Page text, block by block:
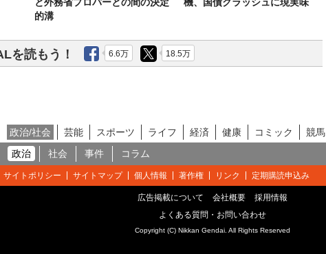
と外務省プロパーとの間の決定
的溝
機、国債クラッシュに現実味
を読もう！ 6.6万 18.5万
政治/社会 芸能 スポーツ ライフ 経済 健康 コミック 競馬
政治
社会 事件 コラム
サイトポリシー サイトマップ 個人情報 著作権 リンク 定期購読申込み
広告掲載について 会社概要
採用情報
よくある質問・お問い合わせ
Copyright (C) Nikkan Gendai. All Rights Reserved